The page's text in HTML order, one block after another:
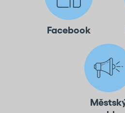
Facebook